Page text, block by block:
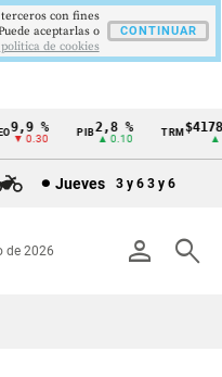
%
0.30
PIB2,8 %
▲ 0.10
TRM
▲
Jueves 3 y 6 3 y 6
person search
de 2026
con fines
aceptarlas o
politica de cookies
CONTINUAR